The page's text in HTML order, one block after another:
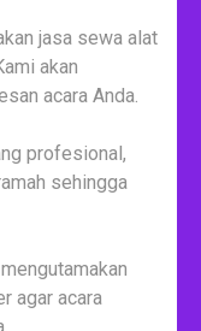
jasa sewa alat
akan
acara Anda.
profesional,
sehingga
agar acara